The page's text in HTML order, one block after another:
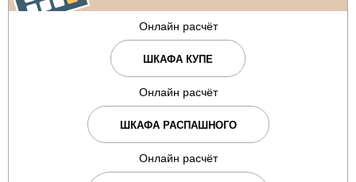
Онлайн расчёт
ШКАФА КУПЕ
Онлайн расчёт
ШКАФА РАСПАШНОГО
Онлайн расчёт